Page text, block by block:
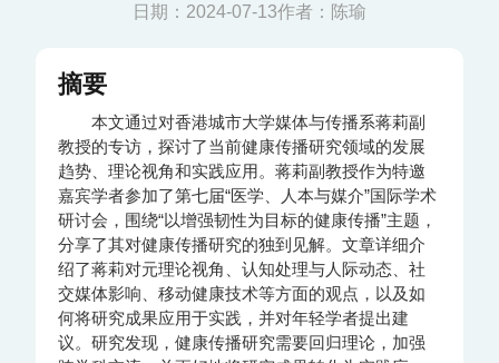
日期：2024-07-13作者：陈瑜
摘要
本文通过对香港城市大学媒体与传播系蒋莉副
教授的专访，探讨了当前健康传播研究领域的发展
趋势、理论视角和实践应用。蒋莉副教授作为特邀
嘉宾学者参加了第七届“医学、人本与媒介”国际学术
研讨会，围绕“以增强韧性为目标的健康传播”主题，
分享了其对健康传播研究的独到见解。文章详细介
绍了蒋莉对元理论视角、认知处理与人际动态、社
交媒体影响、移动健康技术等方面的观点，以及如
何将研究成果应用于实践，并对年轻学者提出建
议。研究发现，健康传播研究需要回归理论，加强